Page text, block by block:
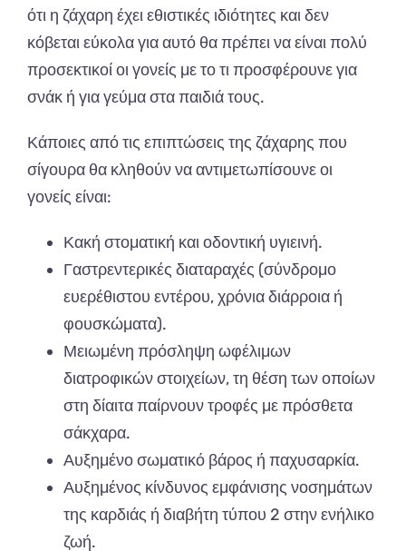
ότι η ζάχαρη έχει εθιστικές ιδιότητες και δεν
κόβεται εύκολα για αυτό θα πρέπει να είναι πολύ
προσεκτικοί οι γονείς με το τι προσφέρουνε για
σνάκ ή για γεύμα στα παιδιά τους.
Κάποιες από τις επιπτώσεις της ζάχαρης που
σίγουρα θα κληθούν να αντιμετωπίσουνε οι
γονείς είναι:
Κακή στοματική και οδοντική υγιεινή.
Γαστρεντερικές διαταραχές (σύνδρομο
ευερέθιστου εντέρου, χρόνια διάρροια ή
φουσκώματα).
Μειωμένη πρόσληψη ωφέλιμων
διατροφικών στοιχείων, τη θέση των οποίων
στη δίαιτα παίρνουν τροφές με πρόσθετα
σάκχαρα.
Αυξημένο σωματικό βάρος ή παχυσαρκία.
Αυξημένος κίνδυνος εμφάνισης νοσημάτων
της καρδιάς ή διαβήτη τύπου 2 στην ενήλικο
ζωή.